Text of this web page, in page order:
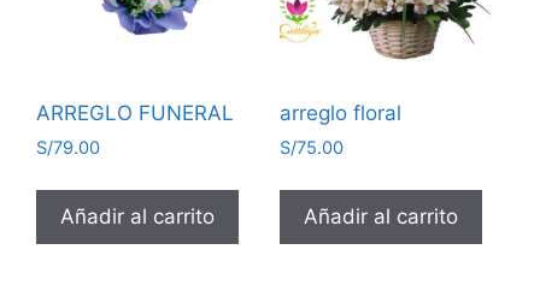
ARREGLO FUNERAL
S/79.00
Añadir al carrito
arreglo floral
S/75.00
Añadir al carrito